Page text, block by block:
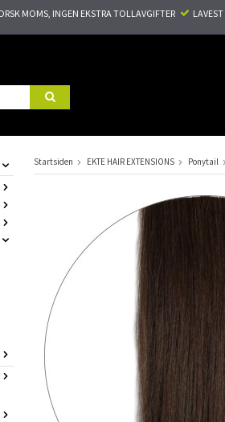
MOMS, INGEN EKSTRA TOLLAVGIFTER LAVEST
Startsiden EKTE HAIR EXTENSIONS Ponytail